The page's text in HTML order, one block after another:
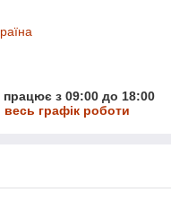
працює з 09:00 до 18:00
весь графік роботи